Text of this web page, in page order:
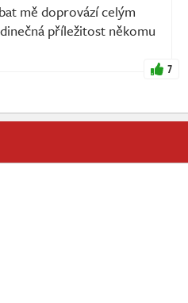
mě doprovází celým
příležitost někomu
7